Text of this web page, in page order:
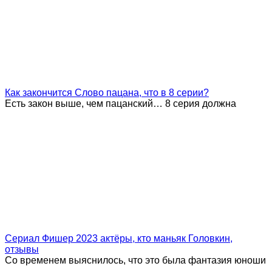
Как закончится Слово пацана, что в 8 серии?
Есть закон выше, чем пацанский… 8 серия должна
Сериал Фишер 2023 актёры, кто маньяк Головкин,
отзывы
Со временем выяснилось, что это была фантазия юноши